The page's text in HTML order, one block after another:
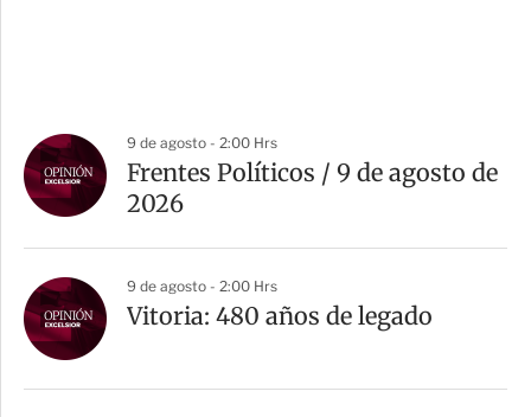
9 de agosto - 2:00 Hrs
Frentes Políticos / 9 de agosto de
2026
9 de agosto - 2:00 Hrs
Vitoria: 480 años de legado